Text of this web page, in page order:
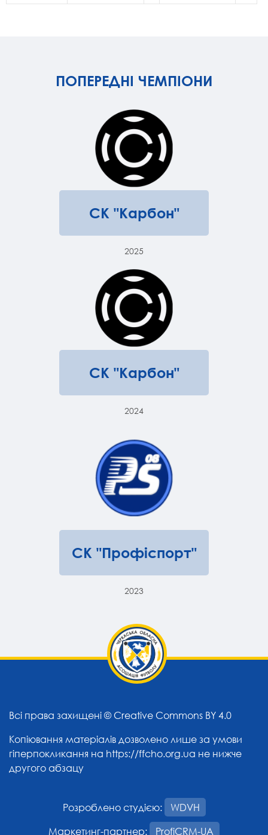
ПОПЕРЕДНІ ЧЕМПІОНИ
СК "Карбон"
2025
СК "Карбон"
2024
СК "Профіспорт"
2023
Всі права захищені © Creative Commons BY 4.0
Копіювання матеріалів дозволено лише за умови
гіперпокликання на https://ffcho.org.ua не нижче
другого абзацу
Розроблено студією:
WDVH
Маркетинг-партнер:
ProfiCRM-UA